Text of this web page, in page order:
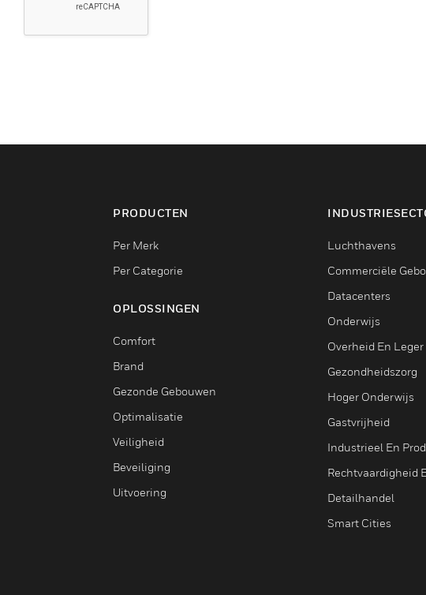
PRODUCTEN
Per Merk
Per Categorie
OPLOSSINGEN
Comfort
Brand
Gezonde Gebouwen
Optimalisatie
Veiligheid
Beveiliging
Uitvoering
Luchthavens
Commerciële
Datacenters
Onderwijs
Overheid En Leger
Gezondheidszorg
Hoger Onderwijs
Gastvrijheid
Industrieel En
Rechtvaardigheid
Detailhandel
Smart Cities